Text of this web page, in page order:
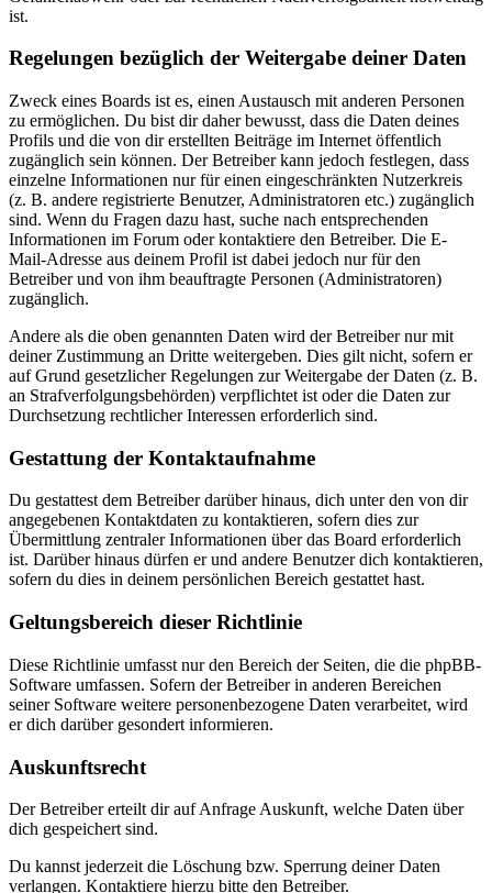
ist.
Regelungen bezüglich der Weitergabe deiner Daten
Zweck eines Boards ist es, einen Austausch mit anderen Personen
zu ermöglichen. Du bist dir daher bewusst, dass die Daten deines
Profils und die von dir erstellten Beiträge im Internet öffentlich
zugänglich sein können. Der Betreiber kann jedoch festlegen, dass
einzelne Informationen nur für einen eingeschränkten Nutzerkreis
(z. B. andere registrierte Benutzer, Administratoren etc.) zugänglich
sind. Wenn du Fragen dazu hast, suche nach entsprechenden
Informationen im Forum oder kontaktiere den Betreiber. Die E-
Mail-Adresse aus deinem Profil ist dabei jedoch nur für den
Betreiber und von ihm beauftragte Personen (Administratoren)
zugänglich.
Andere als die oben genannten Daten wird der Betreiber nur mit
deiner Zustimmung an Dritte weitergeben. Dies gilt nicht, sofern er
auf Grund gesetzlicher Regelungen zur Weitergabe der Daten (z. B.
an Strafverfolgungsbehörden) verpflichtet ist oder die Daten zur
Durchsetzung rechtlicher Interessen erforderlich sind.
Gestattung der Kontaktaufnahme
Du gestattest dem Betreiber darüber hinaus, dich unter den von dir
angegebenen Kontaktdaten zu kontaktieren, sofern dies zur
Übermittlung zentraler Informationen über das Board erforderlich
ist. Darüber hinaus dürfen er und andere Benutzer dich kontaktieren,
sofern du dies in deinem persönlichen Bereich gestattet hast.
Geltungsbereich dieser Richtlinie
Diese Richtlinie umfasst nur den Bereich der Seiten, die die phpBB-
Software umfassen. Sofern der Betreiber in anderen Bereichen
seiner Software weitere personenbezogene Daten verarbeitet, wird
er dich darüber gesondert informieren.
Auskunftsrecht
Der Betreiber erteilt dir auf Anfrage Auskunft, welche Daten über
dich gespeichert sind.
Du kannst jederzeit die Löschung bzw. Sperrung deiner Daten
verlangen. Kontaktiere hierzu bitte den Betreiber.